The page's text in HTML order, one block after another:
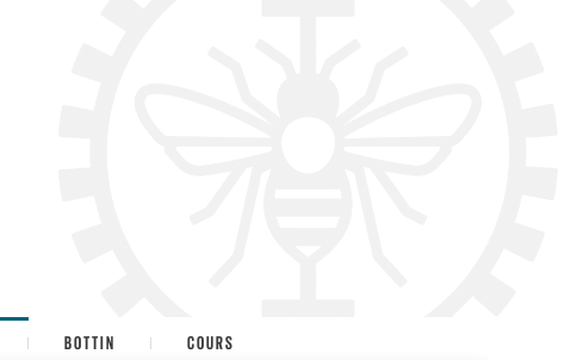
BOTTIN COURS